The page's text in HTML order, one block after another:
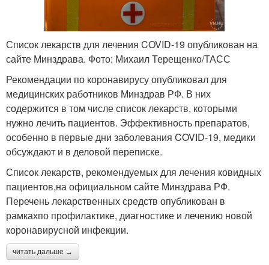
Список лекарств для лечения COVID-19 опубликован на
сайте Минздрава. Фото: Михаил Терещенко/ТАСС
Рекомендации по коронавирусу опубликовал для
медицинских работников Минздрав РФ. В них
содержится в том числе список лекарств, которыми
нужно лечить пациентов. Эффективность препаратов,
особенно в первые дни заболевания COVID-19, медики
обсуждают и в деловой переписке.
Список лекарств, рекомендуемых для лечения ковидных
пациентов,на официальном сайте Минздрава РФ.
Перечень лекарственных средств опубликован в
рамкахпо профилактике, диагностике и лечению новой
коронавирусной инфекции.
читать дальше →